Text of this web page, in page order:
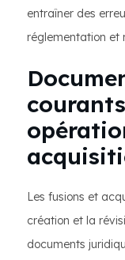
entraîner des
réglementation et
Les fusions et
création et la
documents